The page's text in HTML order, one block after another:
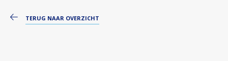
TERUG NAAR OVERZICHT